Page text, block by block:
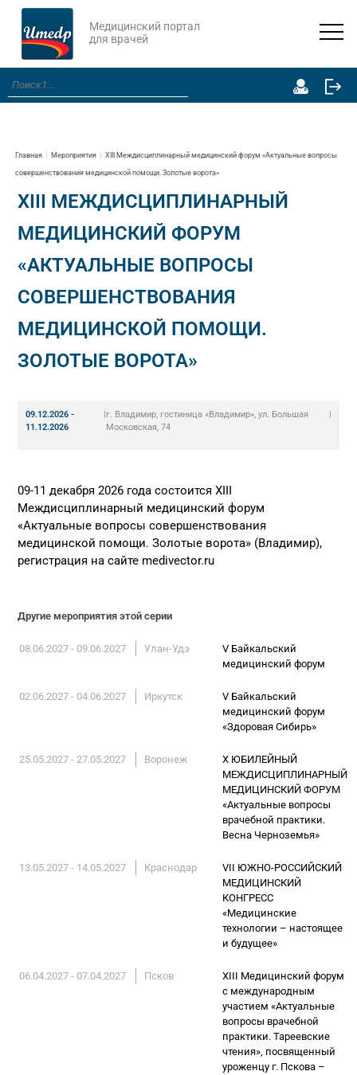
Медицинский портал
для врачей
Главная Мероприятия ХIII Междисциплинарный медицинский форум «Актуальные вопросы
совершенствования медицинской помощи. Золотые ворота»
ХIII МЕЖДИСЦИПЛИНАРНЫЙ
МЕДИЦИНСКИЙ ФОРУМ
«АКТУАЛЬНЫЕ ВОПРОСЫ
СОВЕРШЕНСТВОВАНИЯ
МЕДИЦИНСКОЙ ПОМОЩИ.
ЗОЛОТЫЕ ВОРОТА»
09.12.2026 -
11.12.2026
|г. Владимир, гостиница «Владимир», ул. Большая
Московская, 74
|
09-11 декабря 2026 года состоится ХIII
Междисциплинарный медицинский форум
«Актуальные вопросы совершенствования
медицинской помощи. Золотые ворота» (Владимир),
регистрация на сайте medivector.ru
Другие мероприятия этой серии
08.06.2027 - 09.06.2027 Улан-Удэ
V Байкальский
медицинский форум
02.06.2027 - 04.06.2027 Иркутск
V Байкальский
медицинский форум
«Здоровая Сибирь»
25.05.2027 - 27.05.2027 Воронеж
X ЮБИЛЕЙНЫЙ
МЕЖДИСЦИПЛИНАРНЫЙ
МЕДИЦИНСКИЙ ФОРУМ
«Актуальные вопросы
врачебной практики.
Весна Черноземья»
13.05.2027 - 14.05.2027 Краснодар
VII ЮЖНО-РОССИЙСКИЙ
МЕДИЦИНСКИЙ
КОНГРЕСС
«Медицинские
технологии – настоящее
и будущее»
06.04.2027 - 07.04.2027 Псков
XIII Медицинский форум
с международным
участием «Актуальные
вопросы врачебной
практики. Тареевские
чтения», посвященный
уроженцу г. Пскова –